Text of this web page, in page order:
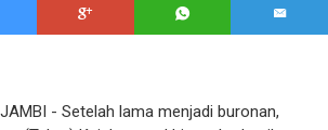
JAMBI - Setelah lama menjadi buronan,